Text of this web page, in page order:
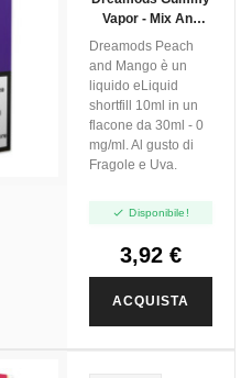
Vapor - Mix And
Vape - 10ml
Dreamods Peach
and Mango è un
liquido eLiquid
shortfill 10ml in un
flacone da 30ml - 0
mg/ml. Al gusto di
Fragole e Uva.
 Disponibile!
3,92 €
ACQUISTA